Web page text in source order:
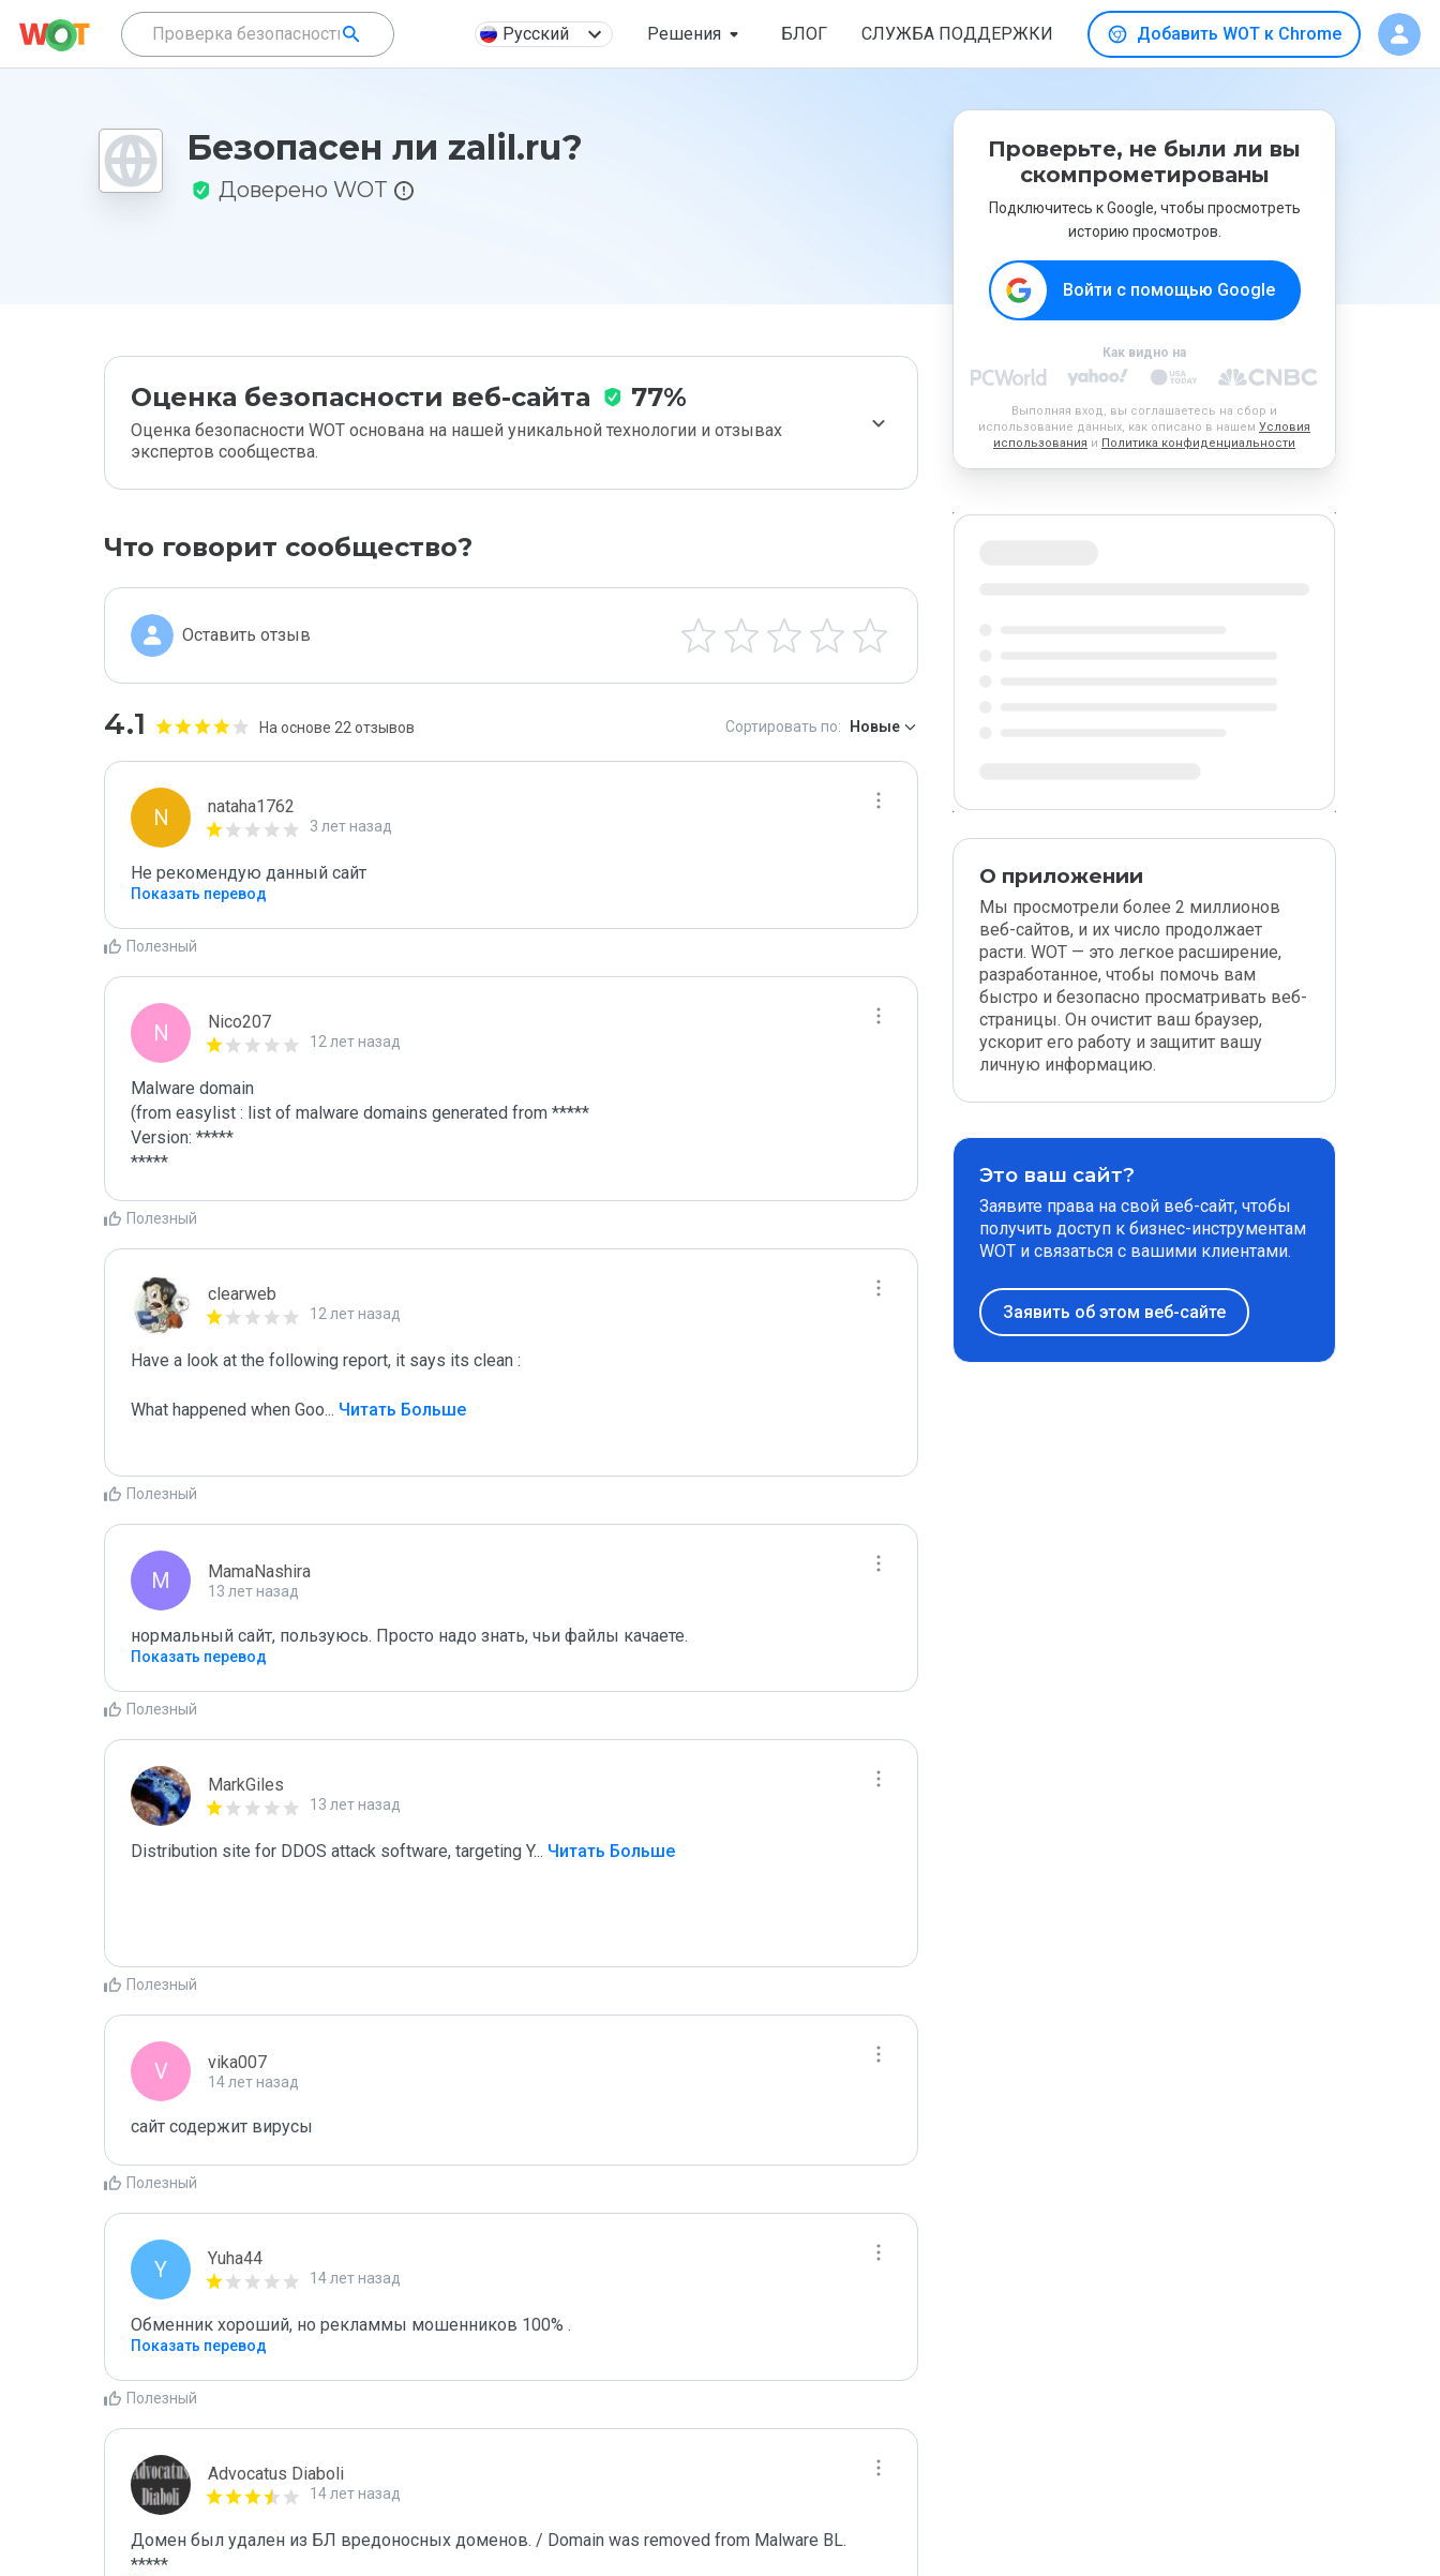
Русский Решения БЛОГ СЛУЖБА ПОДДЕРЖКИ Добавить WOT к Chrome
Безопасен ли zalil.ru?
Доверено WOT
Оценка безопасности веб-сайта 77%
Оценка безопасности WOT основана на нашей уникальной технологии и отзывах
экспертов сообщества.
Что говорит сообщество?
Оставить отзыв
4.1 На основе 22 отзывов Сортировать по: Новые
N nataha1762
3 лет назад
Не рекомендую данный сайт
Показать перевод
Полезный
N Nico207
12 лет назад
Malware domain
(from easylist : list of malware domains generated from *****
Version: *****
*****
Полезный
clearweb
12 лет назад
Have a look at the following report, it says its clean :
What happened when Goo... Читать Больше
Полезный
M MamaNashira
13 лет назад
нормальный сайт, пользуюсь. Просто надо знать, чьи файлы качаете.
Показать перевод
Полезный
MarkGiles
13 лет назад
Distribution site for DDOS attack software, targeting Y... Читать Больше
Полезный
V vika007
14 лет назад
сайт содержит вирусы
Полезный
Y Yuha44
14 лет назад
Обменник хороший, но рекламмы мошенников 100% .
Показать перевод
Полезный
Advocatus Diaboli
14 лет назад
Домен был удален из БЛ вредоносных доменов. / Domain was removed from Malware BL.
*****
Проверьте, не были ли вы
скомпрометированы
Подключитесь к Google, чтобы просмотреть
историю просмотров.
Войти с помощью Google
Как видно на
Выполняя вход, вы соглашаетесь на сбор и
использование данных, как описано в нашем Условия
использования и Политика конфиденциальности
О приложении
Мы просмотрели более 2 миллионов
веб-сайтов, и их число продолжает
расти. WOT — это легкое расширение,
разработанное, чтобы помочь вам
быстро и безопасно просматривать веб-
страницы. Он очистит ваш браузер,
ускорит его работу и защитит вашу
личную информацию.
Это ваш сайт?
Заявите права на свой веб-сайт, чтобы
получить доступ к бизнес-инструментам
WOT и связаться с вашими клиентами.
Заявить об этом веб-сайте